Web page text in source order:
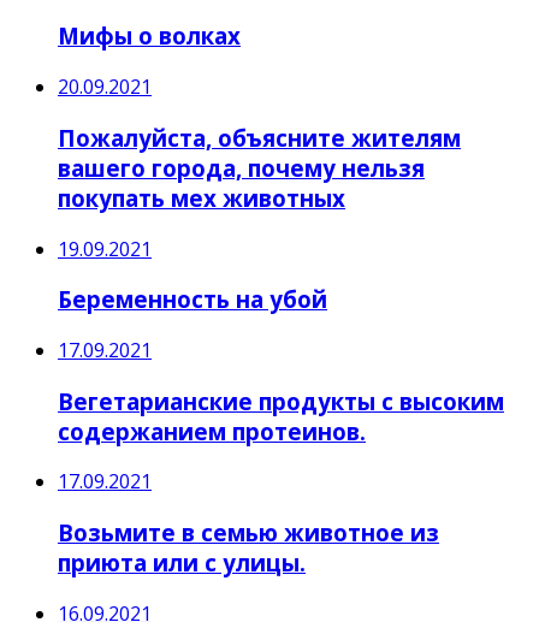
Мифы о волках
20.09.2021
Пожалуйста, объясните жителям
вашего города, почему нельзя
покупать мех животных
19.09.2021
Беременность на убой
17.09.2021
Вегетарианские продукты с высоким
содержанием протеинов.
17.09.2021
Возьмите в семью животное из
приюта или с улицы.
16.09.2021